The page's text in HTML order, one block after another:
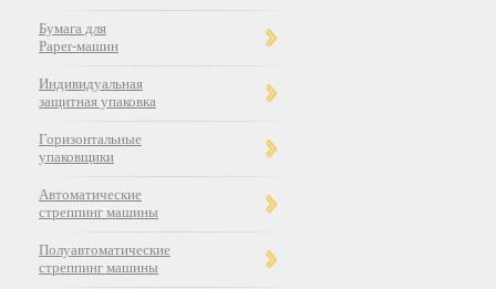
Бумага для
Paper-машин
Индивидуальная
защитная упаковка
Горизонтальные
упаковщики
Автоматические
стреппинг машины
Полуавтоматические
стреппинг машины